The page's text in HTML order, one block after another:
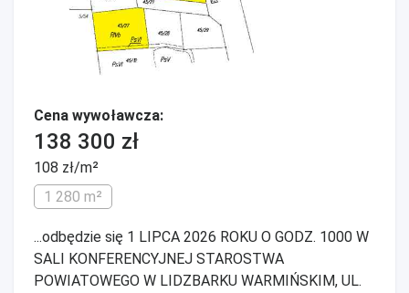
Cena wywoławcza:
138 300 zł
108 zł/m²
1 280 m²
...odbędzie się 1 LIPCA 2026 ROKU O GODZ. 1000 W
SALI KONFERENCYJNEJ STAROSTWA
POWIATOWEGO W LIDZBARKU WARMIŃSKIM, UL.